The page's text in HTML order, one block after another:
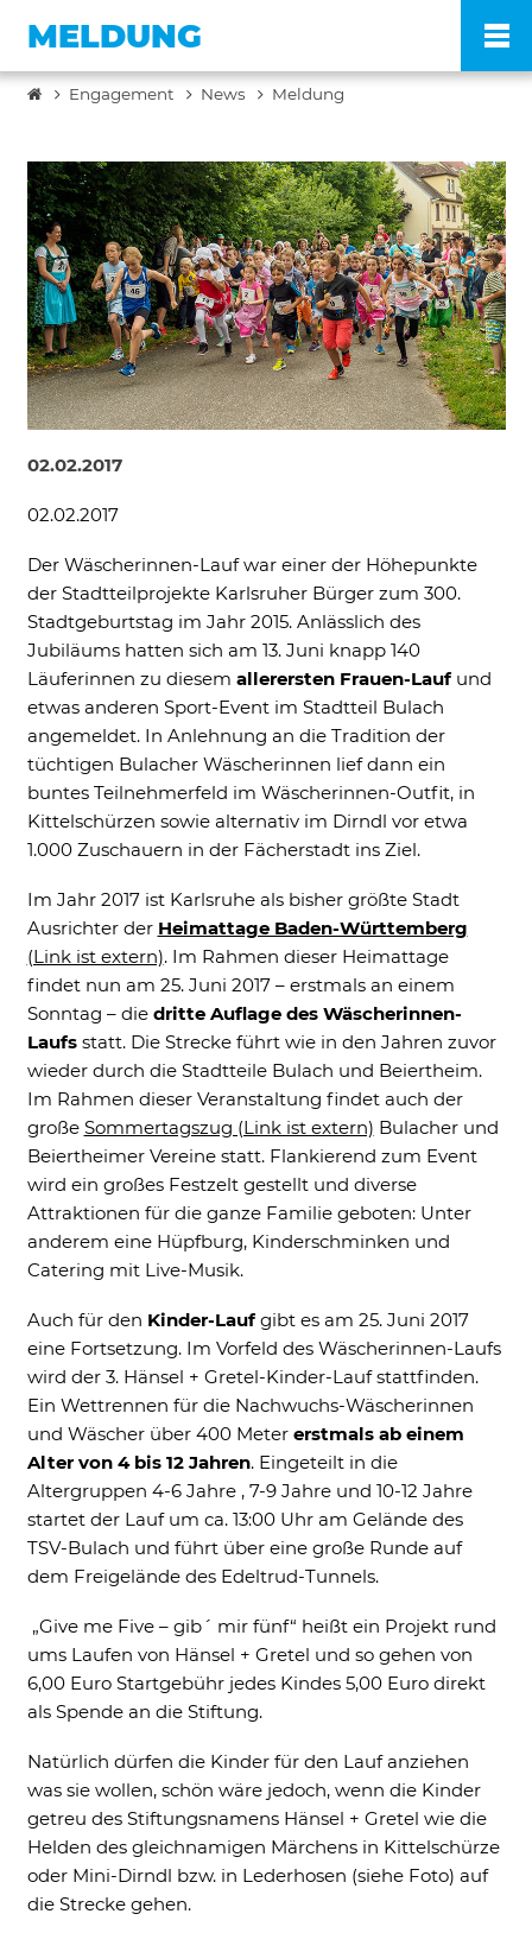
MELDUNG
Engagement News Meldung
02.02.2017
02.02.2017
Der Wäscherinnen-Lauf war einer der Höhepunkte
der Stadtteilprojekte Karlsruher Bürger zum 300.
Stadtgeburtstag im Jahr 2015. Anlässlich des
Jubiläums hatten sich am 13. Juni knapp 140
Läuferinnen zu diesem allerersten Frauen-Laufund
etwas anderen Sport-Event im Stadtteil Bulach
angemeldet. In Anlehnung an die Tradition der
tüchtigen Bulacher Wäscherinnen lief dann ein
buntes Teilnehmerfeld im Wäscherinnen-Outfit, in
Kittelschürzen sowie alternativ im Dirndl vor etwa
1.000 Zuschauern in der Fächerstadt ins Ziel.
Im Jahr 2017 ist Karlsruhe als bisher größte Stadt
Ausrichter der Heimattage Baden-Württemberg
(Link ist extern). Im Rahmen dieser Heimattage
findet nun am 25. Juni 2017 – erstmals an einem
Sonntag – die dritte Auflage des Wäscherinnen-
Laufsstatt. Die Strecke führt wie in den Jahren zuvor
wieder durch die Stadtteile Bulach und Beiertheim.
Im Rahmen dieser Veranstaltung findet auch der
große Sommertagszug (Link ist extern) Bulacher und
Beiertheimer Vereine statt. Flankierend zum Event
wird ein großes Festzelt gestellt und diverse
Attraktionen für die ganze Familie geboten: Unter
anderem eine Hüpfburg, Kinderschminken und
Catering mit Live-Musik.
Auch für den Kinder-Laufgibt es am 25. Juni 2017
eine Fortsetzung. Im Vorfeld des Wäscherinnen-Laufs
wird der 3. Hänsel + Gretel-Kinder-Lauf stattfinden.
Ein Wettrennen für die Nachwuchs-Wäscherinnen
und Wäscher über 400 Meter erstmals ab einem
Alter von 4 bis 12 Jahren. Eingeteilt in die
Altergruppen 4-6 Jahre , 7-9 Jahre und 10-12 Jahre
startet der Lauf um ca. 13:00 Uhr am Gelände des
TSV-Bulach und führt über eine große Runde auf
dem Freigelände des Edeltrud-Tunnels.
„Give me Five – gib´ mir fünf“ heißt ein Projekt rund
ums Laufen von Hänsel + Gretel und so gehen von
6,00 Euro Startgebühr jedes Kindes 5,00 Euro direkt
als Spende an die Stiftung.
Natürlich dürfen die Kinder für den Lauf anziehen
was sie wollen, schön wäre jedoch, wenn die Kinder
getreu des Stiftungsnamens Hänsel + Gretel wie die
Helden des gleichnamigen Märchens in Kittelschürze
oder Mini-Dirndl bzw. in Lederhosen (siehe Foto) auf
die Strecke gehen.
Notwendig
Diese werden für die Grundfunktionen der
Website benötigt und helfen dabei, unsere
auf sichere Bereiche unserer Website
Cookie Informationen anzeigen
External Content
Includes resources that make external
content available on the website. Such as
YouTube, Instagram or similar providers.
Marketing und Statistik Cookies werden
verwendet, um anonymes Tracking zu
anonymisierte Daten an eventuelle
Drittanbieter weitergeleitet.
Cookie Informationen anzeigen